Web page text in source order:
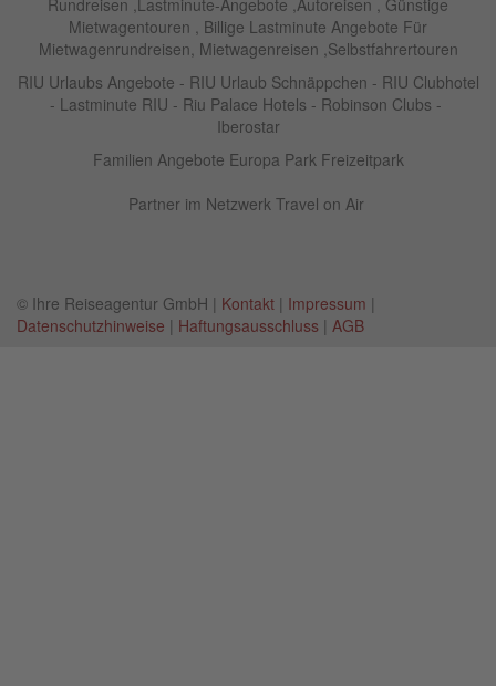
Mietwagentouren , Billige Lastminute Angebote Für
Mietwagenrundreisen, Mietwagenreisen ,Selbstfahrertouren
RIU Urlaubs Angebote - RIU Urlaub Schnäppchen - RIU Clubhotel
- Lastminute RIU - Riu Palace Hotels - Robinson Clubs -
Iberostar
Familien Angebote Europa Park Freizeitpark
Partner im Netzwerk Travel on Air
© Ihre Reiseagentur GmbH | Kontakt | Impressum |
Datenschutzhinweise | Haftungsausschluss | AGB